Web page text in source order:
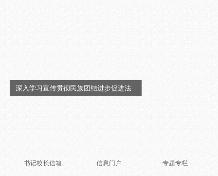
深入学习宣传贯彻民族团结进步促进法
书记校长信箱 信息门户 专题专栏